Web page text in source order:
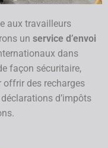
aux travailleurs
un service d’envoi
dans
façon sécuritaire,
offrir des recharges
d’impôts